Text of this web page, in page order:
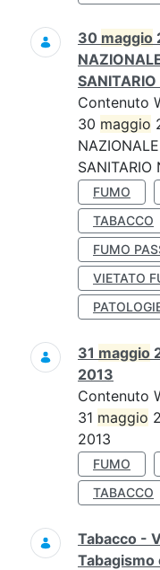
30 maggio
Contenuto
30 maggio
SANITARIO
FUMO
TABACCO
FUMO
VIETATO
31 maggio
2013
Contenuto
31 maggio
2013
FUMO
TABACCO
Tabacco -
Tabagismo